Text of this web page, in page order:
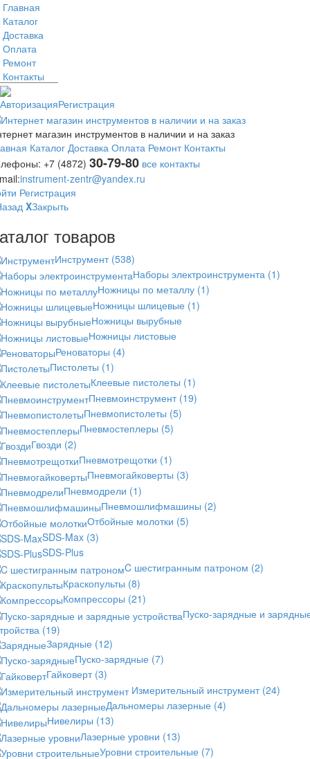
Главная
Каталог
Доставка
Оплата
Ремонт
Контакты
АвторизацияРегистрация
магазин инструментов в наличии и на заказ
Каталог Доставка Оплата Ремонт Контакты
+7 (4872) 30-79-80 все контакты
instrument-zentr@yandex.ru
Регистрация
XЗакрыть
товаров
Инструмент (538)
Наборы электроинструмента (1)
Ножницы по металлу (1)
Ножницы шлицевые (1)
Ножницы вырубные
Ножницы листовые
Реноваторы (4)
Пистолеты (1)
Клеевые пистолеты (1)
Пневмоинструмент (19)
Пневмопистолеты (5)
Пневмостеплеры (5)
Гвозди (2)
Пневмотрещотки (1)
Пневмогайковерты (3)
Пневмодрели (1)
Пневмошлифмашины (2)
Отбойные молотки (5)
SDS-Max (3)
SDS-Plus
C шестигранным патроном (2)
Краскопульты (8)
Компрессоры (21)
Пуско-зарядные и
(19)
Зарядные (12)
Пуско-зарядные (7)
Гайковерт (3)
Измерительный инструмент (24)
Дальномеры лазерные (4)
Нивелиры (13)
Лазерные уровни (13)
Уровни строительные (7)